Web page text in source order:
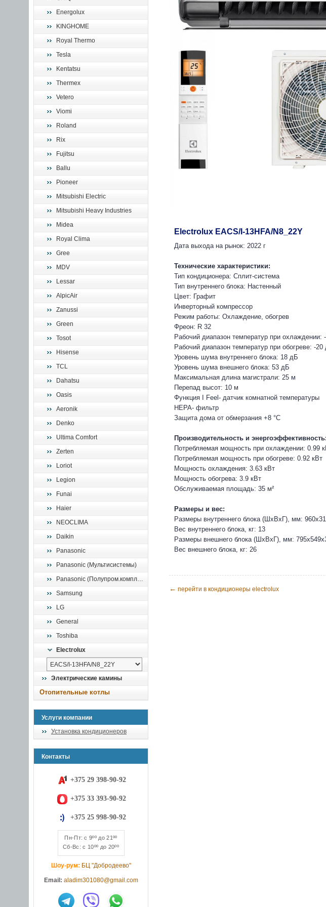
Energolux
KINGHOME
Royal Thermo
Tesla
Kentatsu
Thermex
Vetero
Viomi
Roland
Rix
Fujitsu
Ballu
Pioneer
Mitsubishi Electric
Mitsubishi Heavy Industries
Midea
Royal Clima
Gree
MDV
Lessar
AlpicAir
Zanussi
Green
Tosot
Hisense
TCL
Dahatsu
Oasis
Aeronik
Denko
Ultima Comfort
Zerten
Loriot
Legion
Funai
Haier
NEOCLIMA
Daikin
Panasonic
Panasonic (Мультисистемы)
Panasonic (Полупром.комплекты)
Samsung
LG
General
Toshiba
Electrolux
Электрические камины
Отопительные котлы
Услуги компании
Установка кондиционеров
Контакты
+375 29 398-90-92
+375 33 393-90-92
+375 25 998-90-92
Пн-Пт: с 9ºº до 21ºº
Сб-Вс: с 10ºº до 20ºº
Шоу-рум: БЦ "Добродеево"
Email: aladim301080@gmail.com
Electrolux EACS/I-13HFA/N8_22Y
Дата выхода на рынок: 2022 г
Технические характеристики:
Тип кондиционера: Сплит-система
Тип внутреннего блока: Настенный
Цвет: Графит
Инверторный компрессор
Режим работы: Охлаждение, обогрев
Фреон: R 32
Рабочий диапазон температур при охлаждении:
Рабочий диапазон температур при обогреве: -20
Уровень шума внутреннего блока: 18 дБ
Уровень шума внешнего блока: 53 дБ
Максимальная длина магистрали: 25 м
Перепад высот: 10 м
Функция I Feel- датчик комнатной температуры
HEPA- фильтр
Защита дома от обмерзания +8 °C
Производительность и энергоэффективность:
Потребляемая мощность при охлаждении: 0.99
Потребляемая мощность при обогреве: 0.92 кВт
Мощность охлаждения: 3.63 кВт
Мощность обогрева: 3.9 кВт
Обслуживаемая площадь: 35 м²
Размеры и вес:
Размеры внутреннего блока (ШхВхГ), мм:
Вес внутреннего блока, кг: 13
Размеры внешнего блока (ШхВхГ), мм:
Вес внешнего блока, кг: 26
← перейти в кондиционеры electrolux